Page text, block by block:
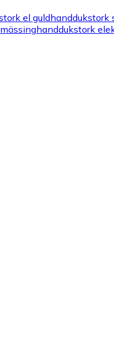
el guldhanddukstork
handdukstork